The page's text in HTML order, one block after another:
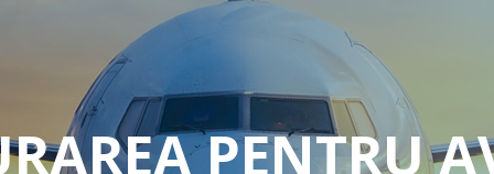
LOCUINTE
Asigurare obligatorie PAD
RASPUNDERI CIVILE
Generale
PENTRU